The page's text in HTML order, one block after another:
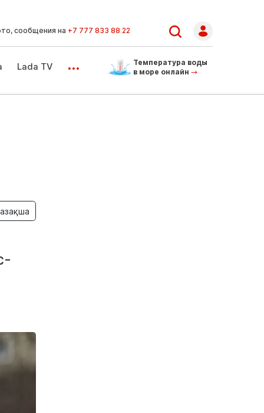
сообщения на +7 777 833 88 22
Lada TV ...
Температура воды
в море онлайн